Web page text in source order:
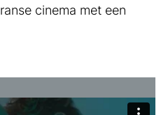
cinema met een